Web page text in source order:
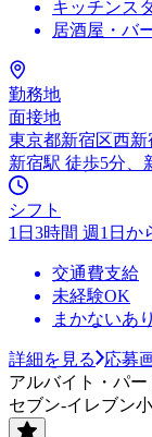
キッチンス
居酒屋・バ
勤務地
面接地
東京都新宿区西新
新宿駅 徒歩5分、
シフト
1日3時間 週1日か
交通費支給
未経験OK
まかないあり
詳細を見る
応募
アルバイト・パー
セブン-イレブン